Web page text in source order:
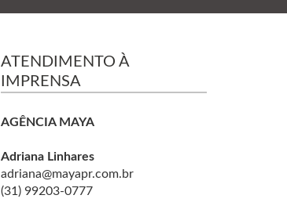
ATENDIMENTO À
IMPRENSA
AGÊNCIA MAYA
Adriana Linhares
adriana@mayapr.com.br
(31) 99203-0777